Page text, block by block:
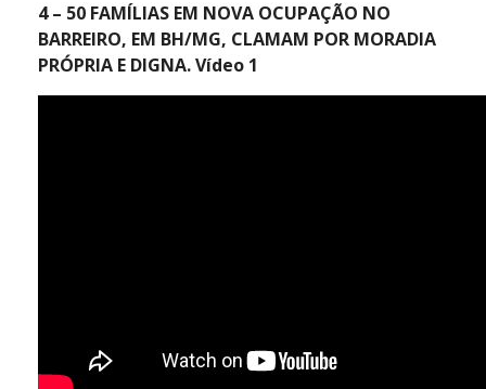
4 – 50 FAMÍLIAS EM NOVA OCUPAÇÃO NO
BARREIRO, EM BH/MG, CLAMAM POR MORADIA
PRÓPRIA E DIGNA. Vídeo 1